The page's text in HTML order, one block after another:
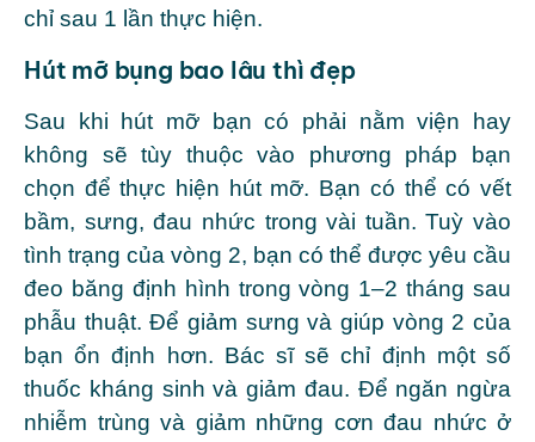
chỉ sau 1 lần thực hiện.
Hút mỡ bụng bao lâu thì đẹp
Sau khi hút mỡ bạn có phải nằm viện hay
không sẽ tùy thuộc vào phương pháp bạn
chọn để thực hiện hút mỡ. Bạn có thể có vết
bầm, sưng, đau nhức trong vài tuần. Tuỳ vào
tình trạng của vòng 2, bạn có thể được yêu cầu
đeo băng định hình trong vòng 1–2 tháng sau
phẫu thuật. Để giảm sưng và giúp vòng 2 của
bạn ổn định hơn. Bác sĩ sẽ chỉ định một số
thuốc kháng sinh và giảm đau. Để ngăn ngừa
nhiễm trùng và giảm những cơn đau nhức ở